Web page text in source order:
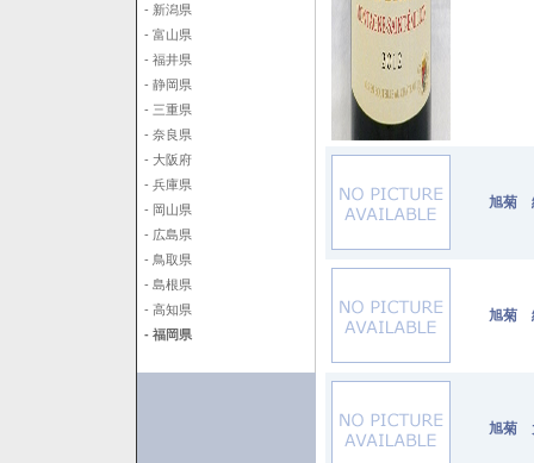
- 新潟県
- 富山県
- 福井県
- 静岡県
- 三重県
- 奈良県
- 大阪府
- 兵庫県
- 岡山県
- 広島県
- 鳥取県
- 島根県
- 高知県
- 福岡県
旭菊
旭菊
旭菊